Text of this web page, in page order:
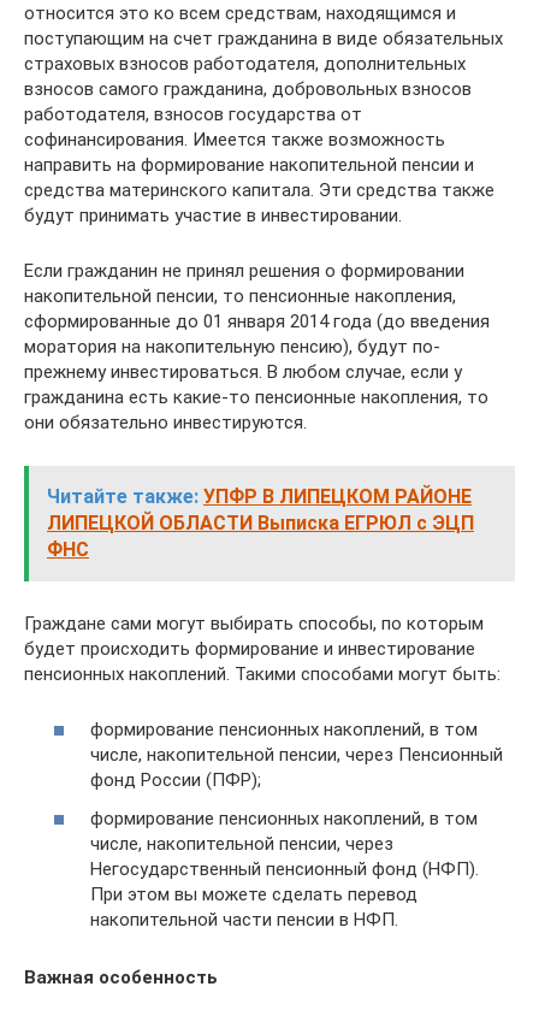
относится это ко всем средствам, находящимся и
поступающим на счет гражданина в виде обязательных
страховых взносов работодателя, дополнительных
взносов самого гражданина, добровольных взносов
работодателя, взносов государства от
софинансирования. Имеется также возможность
направить на формирование накопительной пенсии и
средства материнского капитала. Эти средства также
будут принимать участие в инвестировании.
Если гражданин не принял решения о формировании
накопительной пенсии, то пенсионные накопления,
сформированные до 01 января 2014 года (до введения
моратория на накопительную пенсию), будут по-
прежнему инвестироваться. В любом случае, если у
гражданина есть какие-то пенсионные накопления, то
они обязательно инвестируются.
Читайте также: УПФР В ЛИПЕЦКОМ РАЙОНЕ
ЛИПЕЦКОЙ ОБЛАСТИ Выписка ЕГРЮЛ с ЭЦП
ФНС
Граждане сами могут выбирать способы, по которым
будет происходить формирование и инвестирование
пенсионных накоплений. Такими способами могут быть:
формирование пенсионных накоплений, в том
числе, накопительной пенсии, через Пенсионный
фонд России (ПФР);
формирование пенсионных накоплений, в том
числе, накопительной пенсии, через
Негосударственный пенсионный фонд (НФП).
При этом вы можете сделать перевод
накопительной части пенсии в НФП.
Важная особенность